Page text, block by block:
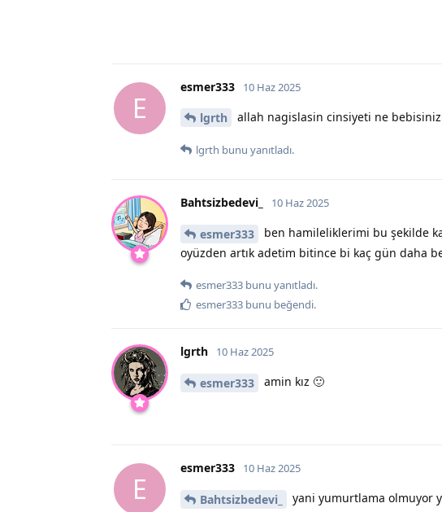
E
esmer333 10 Haz 2025
lgrth allah nagislasin cinsiyeti ne
lgrth bunu yanıtladı.
Bahtsizbedevi_ 10 Haz 2025
esmer333
ben hamileliklerimi bu şekilde
oyüzden artık adetim bitince bi kaç gün daha
esmer333 bunu yanıtladı.
esmer333 bunu beğendi.
lgrth 10 Haz 2025
esmer333 amin kız 🙂
E
esmer333 10 Haz 2025
Bahtsizbedevi_ yani yumurtlama olmuyor